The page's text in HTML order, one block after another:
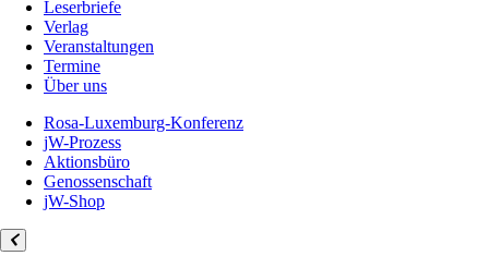
Leserbriefe
Verlag
Veranstaltungen
Termine
Über uns
Rosa-Luxemburg-Konferenz
jW-Prozess
Aktionsbüro
Genossenschaft
jW-Shop